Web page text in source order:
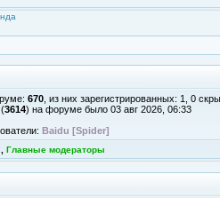
670 , из них зарегистрированных: 1, 0
3614) на форуме было 03 авг 2026, 06:33
Baidu [Spider]
Главные модераторы